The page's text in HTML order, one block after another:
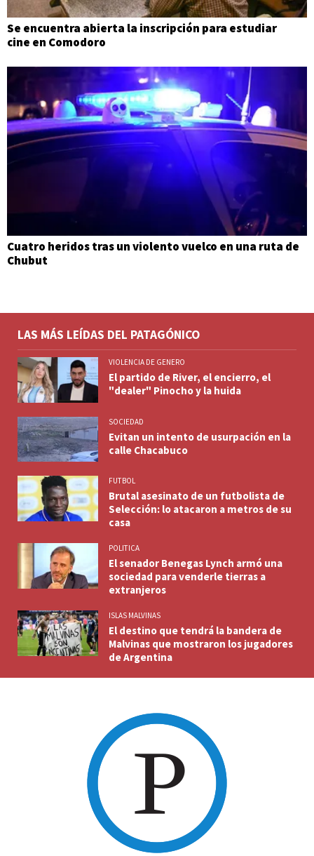
Se encuentra abierta la inscripción para estudiar
cine en Comodoro
Cuatro heridos tras un violento vuelco en una ruta de
Chubut
LAS MÁS LEÍDAS DEL PATAGÓNICO
VIOLENCIA DE GENERO
El partido de River, el encierro, el
"dealer" Pinocho y la huida
SOCIEDAD
Evitan un intento de usurpación en la
calle Chacabuco
FUTBOL
Brutal asesinato de un futbolista de
Selección: lo atacaron a metros de su
casa
POLITICA
El senador Benegas Lynch armó una
sociedad para venderle tierras a
extranjeros
ISLAS MALVINAS
El destino que tendrá la bandera de
Malvinas que mostraron los jugadores
de Argentina